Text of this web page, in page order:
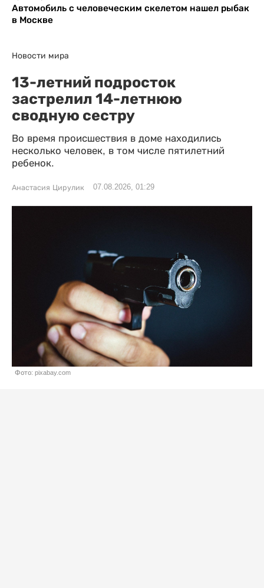
Автомобиль с человеческим скелетом нашел рыбак
в Москве
Новости мира
13-летний подросток
застрелил 14-летнюю
сводную сестру
Во время происшествия в доме находились
несколько человек, в том числе пятилетний
ребенок.
Анастасия Цирулик 07.08.2026, 01:29
Фото: pixabay.com